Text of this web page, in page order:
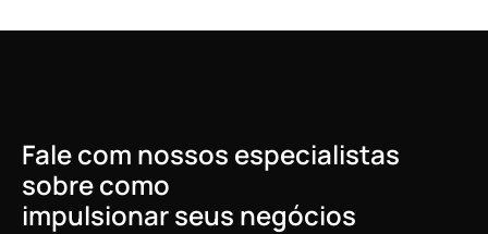
Fale com nossos especialistas
sobre como
impulsionar seus negócios